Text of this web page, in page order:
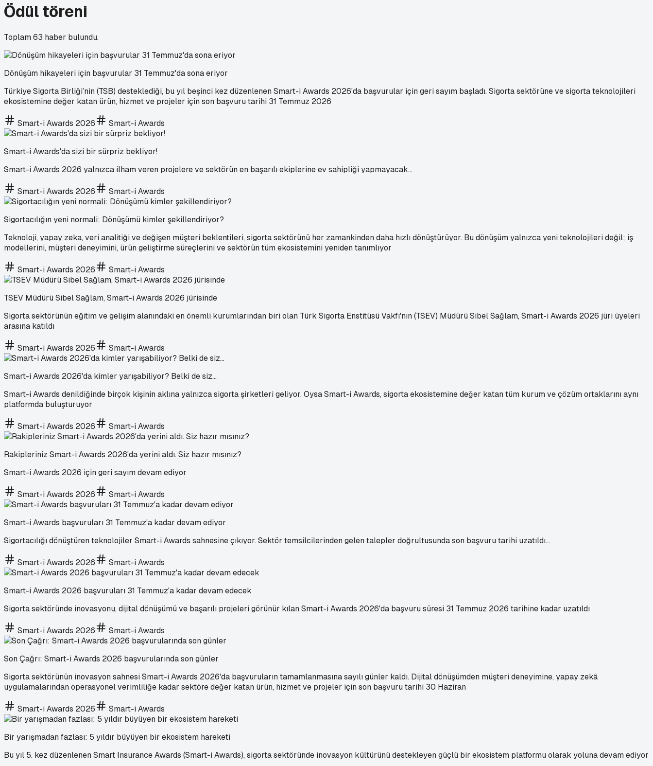
Ödül töreni
Toplam63 haber bulundu.
Dönüşüm hikayeleri için başvurular 31 Temmuz'da sona eriyor
Türkiye Sigorta Birliği’nin (TSB) desteklediği, bu yıl beşinci kez düzenlenen Smart-i Awards 2026'da başvurular için geri sayım başladı. Sigorta sektörüne ve sigorta teknolojileri
ekosistemine değer katan ürün, hizmet ve projeler için son başvuru tarihi 31 Temmuz 2026
Smart-i Awards 2026 Smart-i Awards
Smart-i Awards'da sizi bir sürpriz bekliyor!
Smart-i Awards 2026 yalnızca ilham veren projelere ve sektörün en başarılı ekiplerine ev sahipliği yapmayacak…
Smart-i Awards 2026 Smart-i Awards
Sigortacılığın yeni normali: Dönüşümü kimler şekillendiriyor?
Teknoloji, yapay zeka, veri analitiği ve değişen müşteri beklentileri, sigorta sektörünü her zamankinden daha hızlı dönüştürüyor. Bu dönüşüm yalnızca yeni teknolojileri değil; iş
modellerini, müşteri deneyimini, ürün geliştirme süreçlerini ve sektörün tüm ekosistemini yeniden tanımlıyor
Smart-i Awards 2026 Smart-i Awards
TSEV Müdürü Sibel Sağlam, Smart-i Awards 2026 jürisinde
Sigorta sektörünün eğitim ve gelişim alanındaki en önemli kurumlarından biri olan Türk Sigorta Enstitüsü Vakfı'nın (TSEV) Müdürü Sibel Sağlam, Smart-i Awards 2026 jüri üyeleri
arasına katıldı
Smart-i Awards 2026 Smart-i Awards
Smart-i Awards 2026'da kimler yarışabiliyor? Belki de siz...
Smart-i Awards denildiğinde birçok kişinin aklına yalnızca sigorta şirketleri geliyor. Oysa Smart-i Awards, sigorta ekosistemine değer katan tüm kurum ve çözüm ortaklarını aynı
platformda buluşturuyor
Smart-i Awards 2026 Smart-i Awards
Rakipleriniz Smart-i Awards 2026'da yerini aldı. Siz hazır mısınız?
Smart-i Awards 2026 için geri sayım devam ediyor
Smart-i Awards 2026 Smart-i Awards
Smart-i Awards başvuruları 31 Temmuz'a kadar devam ediyor
Sigortacılığı dönüştüren teknolojiler Smart-i Awards sahnesine çıkıyor. Sektör temsilcilerinden gelen talepler doğrultusunda son başvuru tarihi uzatıldı...
Smart-i Awards 2026 Smart-i Awards
Smart-i Awards 2026 başvuruları 31 Temmuz'a kadar devam edecek
Sigorta sektöründe inovasyonu, dijital dönüşümü ve başarılı projeleri görünür kılan Smart-i Awards 2026'da başvuru süresi 31 Temmuz 2026 tarihine kadar uzatıldı
Smart-i Awards 2026 Smart-i Awards
Son Çağrı: Smart-i Awards 2026 başvurularında son günler
Sigorta sektörünün inovasyon sahnesi Smart-i Awards 2026'da başvuruların tamamlanmasına sayılı günler kaldı. Dijital dönüşümden müşteri deneyimine, yapay zekâ
uygulamalarından operasyonel verimliliğe kadar sektöre değer katan ürün, hizmet ve projeler için son başvuru tarihi 30 Haziran
Smart-i Awards 2026 Smart-i Awards
Bir yarışmadan fazlası: 5 yıldır büyüyen bir ekosistem hareketi
Bu yıl 5. kez düzenlenen Smart Insurance Awards (Smart-i Awards), sigorta sektöründe inovasyon kültürünü destekleyen güçlü bir ekosistem platformu olarak yoluna devam ediyor